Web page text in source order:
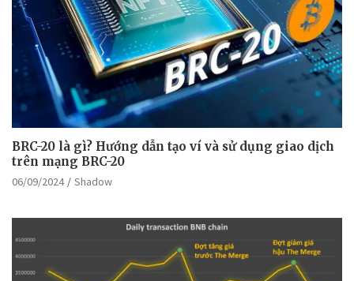
BRC-20 là gì? Hướng dẫn tạo ví và sử dụng giao dịch
trên mạng BRC-20
06/09/2024 Shadow